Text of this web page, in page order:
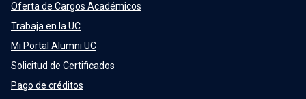
Oferta de Cargos Académicos
Trabaja en la UC
Mi Portal Alumni UC
Solicitud de Certificados
Pago de créditos